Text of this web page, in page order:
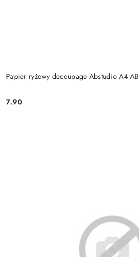
Papier ryżowy decoupage Abstudio A4
Cena:
7.90